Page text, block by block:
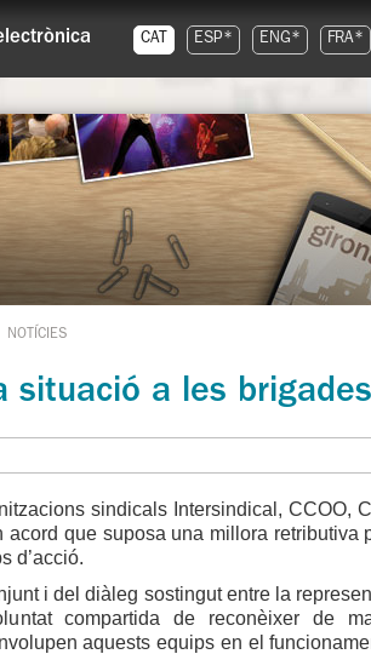
CAT ESP* ENG* FRA*
NOTÍCIES
situació a les
sindicals Intersindical, CCOO,
acord que suposa una millora retributiva
d’acció.
i del diàleg sostingut entre la
compartida de reconèixer de
aquests equips en el